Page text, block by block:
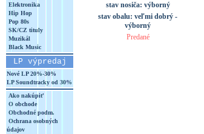
Elektronika
Hip Hop
Pop 80s
SK/CZ tituly
Muzikál
Black Music
LP výpredaj
Nové LP 20%-30%
LP Soundtracky od 30%
Ako nakúpiť
O obchode
Obchodné podm.
Ochrana osobných
údajov
stav nosiča: výborný
stav obalu: veľmi dobrý -
výborný
Predané